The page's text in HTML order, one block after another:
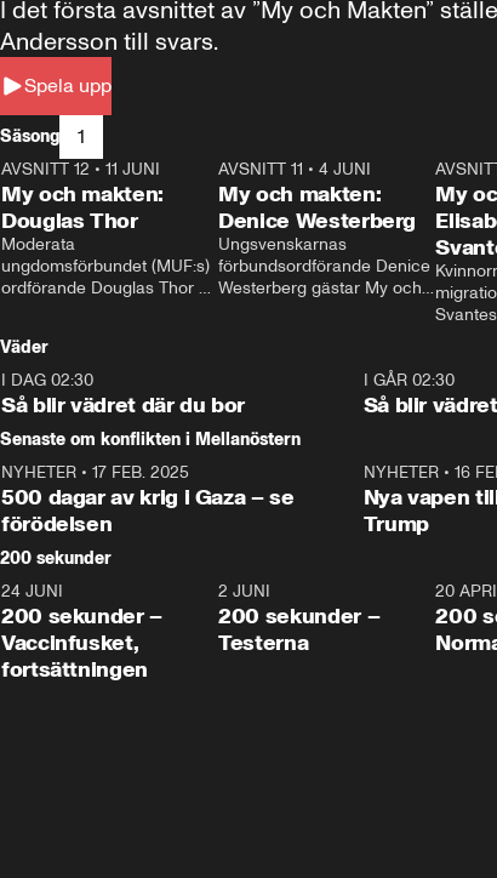
Spela upp
I det första avsnittet av ”My och Makten”
Andersson till svars.
Säsong 1
26:27
AVSNITT 12 • 11 JUNI
My och makten:
Douglas Thor
Moderata
ungdomsförbundet (MUF:s)
ordförande Douglas Thor
tonårsutvisningarna och hur
Moderaterna ska locka
väljare till valet i höst.
23:40
AVSNITT 11 •4 JUNI
My och makten:
Denice Westerberg
Ungsvenskarnas
förbundsordförande Denice
Westerberg gästar My och
My
Väder
I DAG 02:30
Så blir vädret där du bor
I GÅR 02:30
Så blir
Senaste om konflikten i Mellanöstern
NYHETER • 17 FEB. 2025
500 dagar av krig i Gaza – se
förödelsen
NYHETER• 16
Nya vapen
Trump
200 sekunder
5:00
24 JUNI
200 sekunder –
Vaccinfusket,
fortsättningen
4:23
2 JUNI
200 sekunder –
Testerna
20
200